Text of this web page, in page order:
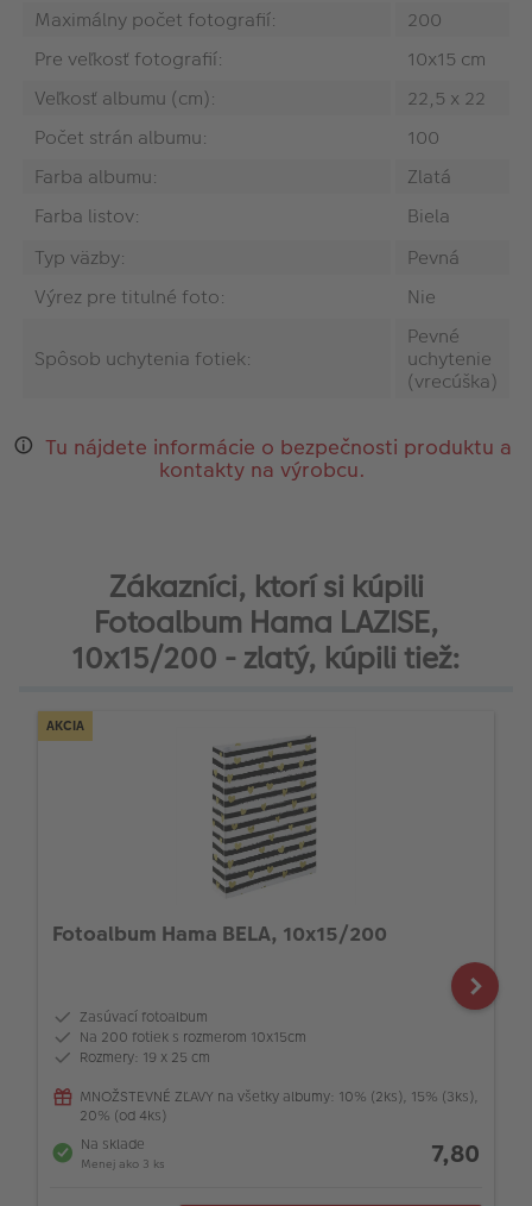
Maximálny počet fotografií:
200
Pre veľkosť fotografií:
10x15 cm
Veľkosť albumu (cm):
22,5 x 22
Počet strán albumu:
100
Farba albumu:
Zlatá
Farba listov:
Biela
Typ väzby:
Pevná
Výrez pre titulné foto:
Nie
Spôsob uchytenia fotiek:
Pevné
uchytenie
(vrecúška)
Tu nájdete informácie o bezpečnosti produktu a
kontakty na výrobcu.
Zákazníci, ktorí si kúpili
Fotoalbum Hama LAZISE,
10x15/200 - zlatý, kúpili tiež:
AKCIA
Fotoalbum Hama BELA, 10x15/200
Zasúvací fotoalbum
Na 200 fotiek s rozmerom 10x15cm
Rozmery: 19 x 25 cm
MNOŽSTEVNÉ ZĽAVY na všetky albumy: 10% (2ks), 15% (3ks),
20% (od 4ks)
Na sklade
Menej ako 3 ks 7,80